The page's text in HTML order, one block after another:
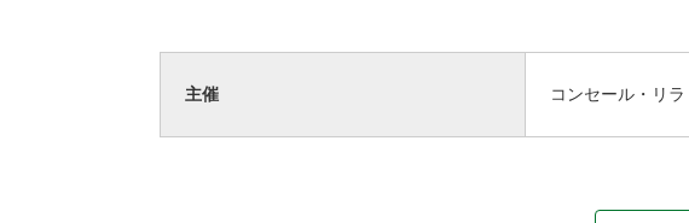
主催 コンセール・リラ